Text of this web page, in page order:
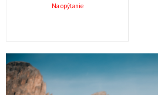
Na opýtanie